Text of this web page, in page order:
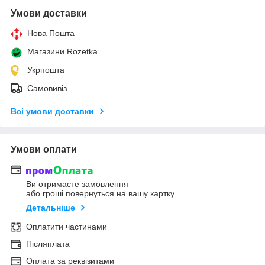
Умови доставки
Нова Пошта
Магазини Rozetka
Укрпошта
Самовивіз
Всі умови доставки
Умови оплати
Ви отримаєте замовлення
або гроші повернуться на вашу картку
Детальніше
Оплатити частинами
Післяплата
Оплата за реквізитами